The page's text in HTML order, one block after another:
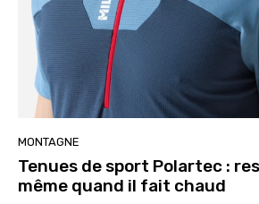
MONTAGNE
Tenues de sport Polartec :
même quand il fait chaud